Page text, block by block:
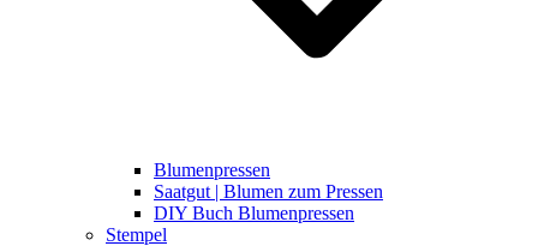
Blumenpressen
Saatgut | Blumen zum Pressen
DIY Buch Blumenpressen
Stempel